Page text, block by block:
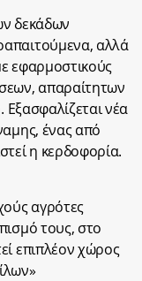
δεκάδων
αλλά
εφαρμοστικούς
απαραίτητων
Εξασφαλίζεται νέα
ένας από
η κερδοφορία.
αγρότες
τους, στο
επιπλέον χώρος